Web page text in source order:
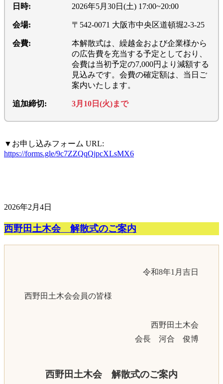
日時: 2026年5月30日(土) 17:00~20:00
会場: 〒542-0071 大阪市中央区道頓堀2-3-25
会費:
本解散式は、繰越金および企業様から
の広告費を充当する予定としており、
会費は当初予定の7,000円より減額する
見込みです。会費の確定額は、当日ご
案内いたします。
追加締切: 3月10日(火)まで
▼お申し込みフォーム URL:
https://forms.gle/9c7ZZQqQjpcXLsMX6
2026年2月4日
西野田土木会 解散式のご案内
令和8年1月吉日
西野田土木会会員の皆様
西野田土木会
会長 河合 俊博
西野田土木会 解散式のご案内